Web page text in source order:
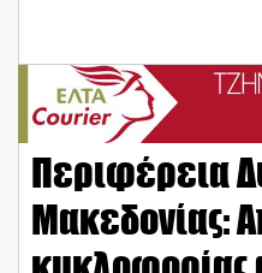
Περιφέρεια
Μακεδονίας: